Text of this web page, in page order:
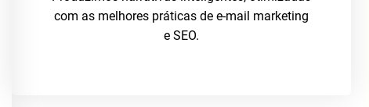
com as melhores práticas de e-mail marketing
e SEO.